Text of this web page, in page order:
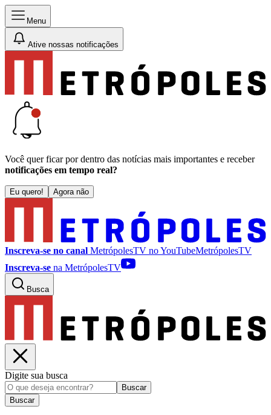
Menu
Ative nossas notificações
Você quer ficar por dentro das notícias mais importantes e receber
notificações em tempo real?
Eu quero! Agora não
Inscreva-se no canal MetrópolesTV noYouTubeMetrópolesTV
Inscreva-se na MetrópolesTV
Busca
Digite sua busca
Buscar
Buscar